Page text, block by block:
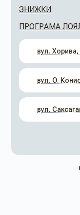
ЗНИЖКИ
ПРОГРАМА
вул. Хорива,
вул. О.
вул.